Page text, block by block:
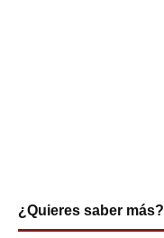
¿Quieres saber más?